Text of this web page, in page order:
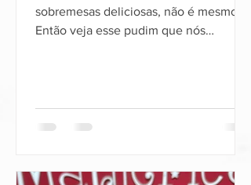
sobremesas deliciosas, não é mesmo?
Então veja esse pudim que nós